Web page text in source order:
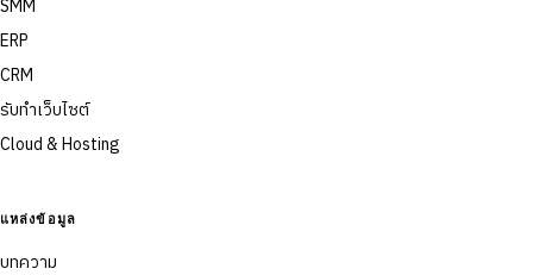
SMM
ERP
CRM
รับทำเว็บไซต์
Cloud & Hosting
แหล่งข้อมูล
บทความ